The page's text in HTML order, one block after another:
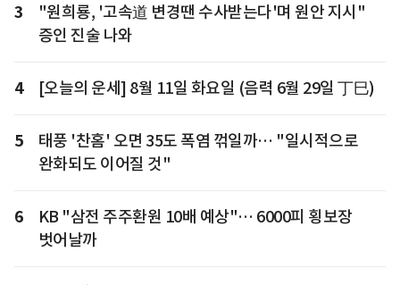
3
"원희룡, '고속道 변경땐 수사받는다'며 원안 지시"
증인 진술 나와
4 [오늘의 운세] 8월 11일 화요일 (음력 6월 29일 丁巳)
5
태풍 '찬홈' 오면 35도 폭염 꺾일까… "일시적으로
완화되도 이어질 것"
6
KB "삼전 주주환원 10배 예상"… 6000피 횡보장
벗어날까